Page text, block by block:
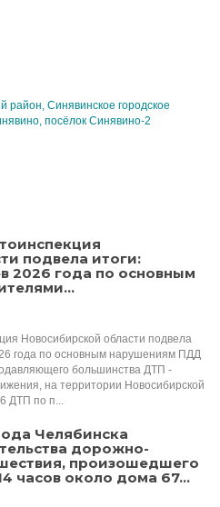
район, Синявинское городское
посёлок Синявино-2
подвела итоги:
2026 года по основным
Новосибирской области подвела
года по основным нарушениям ПДД
большинства ДТП -
на территории Новосибирской
ДТП по п...
Челябинска
дорожно-
произошедшего
часов около дома 67...